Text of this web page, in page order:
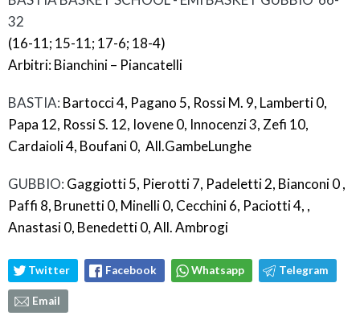
32
(16-11; 15-11; 17-6; 18-4)
Arbitri: Bianchini – Piancatelli
BASTIA: Bartocci 4, Pagano 5, Rossi M. 9, Lamberti 0,
Papa 12, Rossi S. 12, Iovene 0, Innocenzi 3, Zefi 10,
Cardaioli 4, Boufani 0, All.GambeLunghe
GUBBIO: Gaggiotti 5, Pierotti 7, Padeletti 2, Bianconi 0 ,
Paffi 8, Brunetti 0, Minelli 0, Cecchini 6, Paciotti 4, ,
Anastasi 0, Benedetti 0, All. Ambrogi
Twitter Facebook Whatsapp Telegram
Email